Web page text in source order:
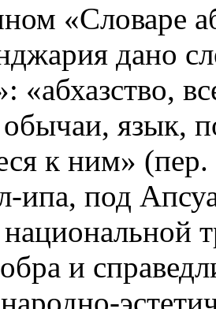
«Словаре
дано
«абхазство,
обычаи, язык,
к ним»
под
национальной
и